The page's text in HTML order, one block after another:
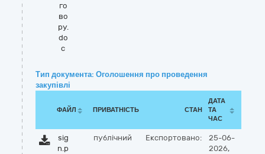
го
во
ру.
do
c
Тип документа: Оголошення про проведення
закупівлі
ФАЙЛ ПРИВАТНІСТЬ СТАН
ДАТА
ТА
ЧАС
sig
n.p
публічний Експортовано:
25-06-
2026,